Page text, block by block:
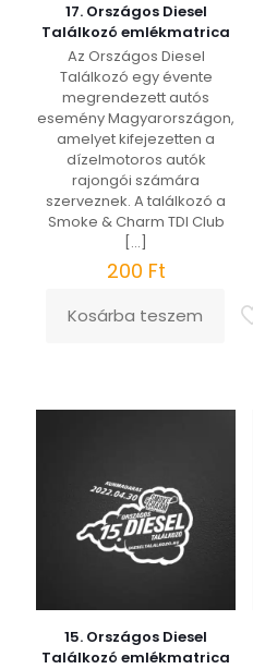
17. Országos Diesel
Találkozó emlékmatrica
Az Országos Diesel
Találkozó egy évente
megrendezett autós
esemény Magyarországon,
amelyet kifejezetten a
dízelmotoros autók
rajongói számára
szerveznek. A találkozó a
Smoke & Charm TDI Club
[…]
200 Ft
Kosárba teszem
15. Országos Diesel
Találkozó emlékmatrica